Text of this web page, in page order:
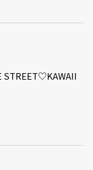
STREET♡KAWAII